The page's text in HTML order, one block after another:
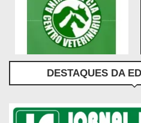
DESTAQUES DA